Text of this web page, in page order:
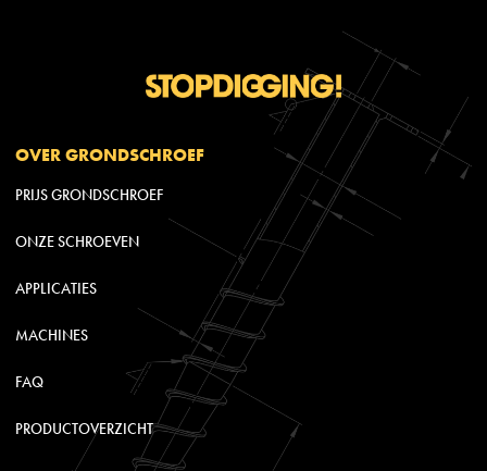
OVER GRONDSCHROEF
PRIJS GRONDSCHROEF
ONZE SCHROEVEN
APPLICATIES
MACHINES
FAQ
PRODUCTOVERZICHT